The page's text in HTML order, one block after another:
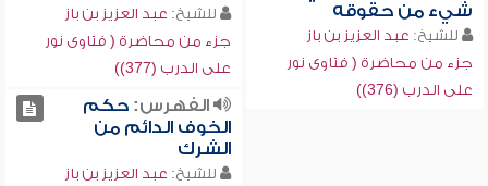
شيء من حقوقه
للشيخ: عبد العزيز بن باز
جزء من محاضرة ( فتاوى نور
على الدرب (376))
للشيخ: عبد العزيز بن باز
جزء من محاضرة ( فتاوى نور
على الدرب (377))
الفهرس:حكم
الخوف الدائم من
الشرك
للشيخ: عبد العزيز بن باز